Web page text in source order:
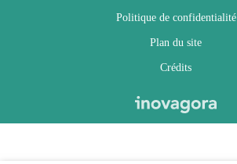
Politique de confidentialité
Plan du site
Crédits